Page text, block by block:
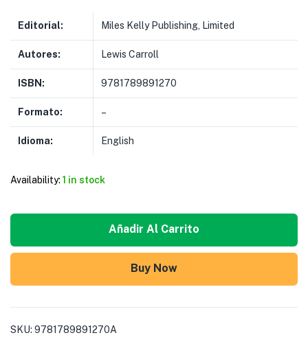
Editorial: Miles Kelly Publishing, Limited
Autores: Lewis Carroll
ISBN: 9781789891270
Formato: –
Idioma: English
Availability: 1 in stock
Añadir Al Carrito
Buy Now
SKU: 9781789891270A